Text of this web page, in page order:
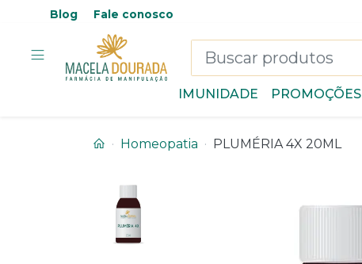
Blog Fale conosco
IMUNIDADE PROMOÇÕES
Homeopatia PLUMÉRIA 4X 20ML